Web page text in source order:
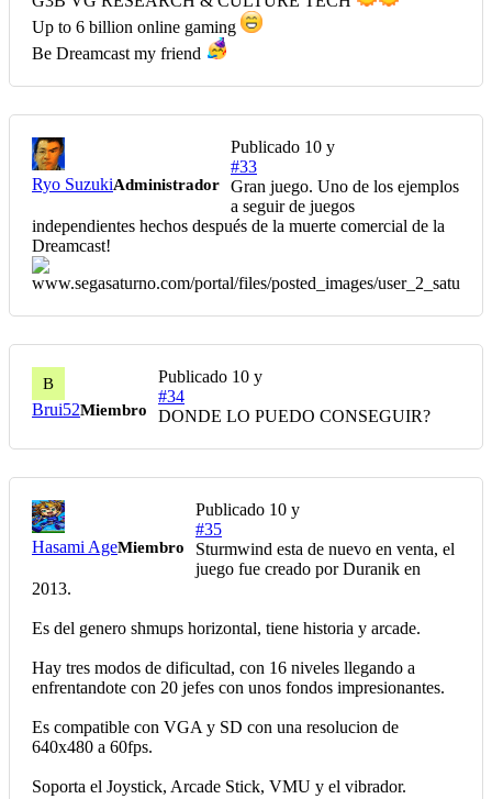
Up to 6 billion online gaming
Be Dreamcast my friend
Ryo SuzukiAdministrador
Publicado 10 y
#33
Gran juego. Uno de los ejemplos
a seguir de juegos
independientes hechos después de la muerte comercial de la
Dreamcast!
B
Brui52Miembro
Publicado 10 y
#34
DONDE LO PUEDO CONSEGUIR?
Hasami AgeMiembro
Publicado 10 y
#35
Sturmwind esta de nuevo en venta, el
juego fue creado por Duranik en
2013.
Es del genero shmups horizontal, tiene historia y arcade.
Hay tres modos de dificultad, con 16 niveles llegando a
enfrentandote con 20 jefes con unos fondos impresionantes.
Es compatible con VGA y SD con una resolucion de
640x480 a 60fps.
Soporta el Joystick, Arcade Stick, VMU y el vibrador.